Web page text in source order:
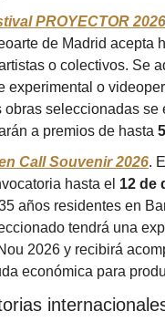
PROYECTOR
de Madrid acepta
o colectivos. Se
experimental o
obras seleccionadas se
a premios de hasta
Call Souvenir 2026.
hasta el 12 de
años residentes en
tendrá una
2026 y recibirá
económica para